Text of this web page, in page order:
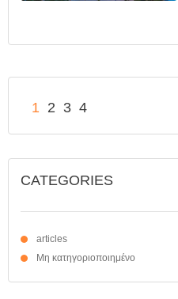
1 2 3 4
CATEGORIES
articles
Μη κατηγοριοποιημένο